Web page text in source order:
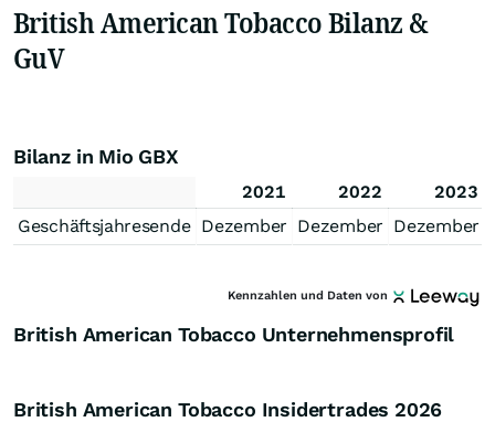
British American Tobacco Bilanz &
GuV
Bilanz in Mio GBX
2021 2022
2023
Geschäftsjahresende Dezember Dezember Dezember
Kennzahlen und Daten von
British American Tobacco Unternehmensprofil
British American Tobacco Insidertrades 2026